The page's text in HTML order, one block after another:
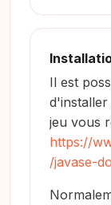
Il est
d'installer
jeu vous
https://
/javase-